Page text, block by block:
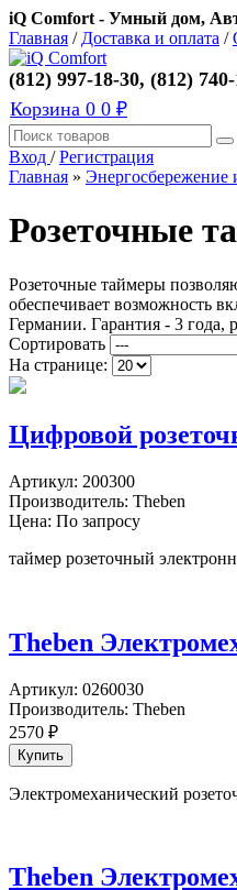
iQ Comfort - Умный дом,
Главная / Доставка и оплата /
(812) 997-18-30, (812)
Корзина 0 0 ₽
Вход /Регистрация
Главная » Энергосбережение
Розеточные
Розеточные таймеры
обеспечивает возможность
Германии. Гарантия - 3 года,
Сортировать
На странице:
Цифровой
Артикул: 200300
Производитель: Theben
Цена: По запросу
таймер розеточный
Theben
Артикул: 0260030
Производитель: Theben
2570 ₽
Электромеханический
Theben